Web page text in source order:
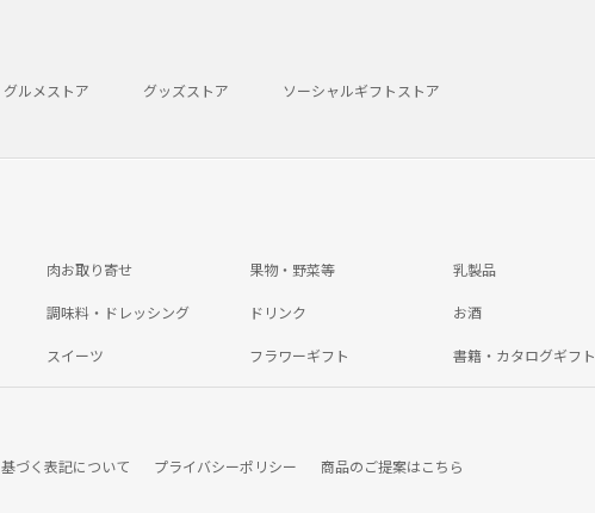
ルメストア グッズストア ソーシャルギフトストア
肉お取り寄せ 果物・野菜等 乳製品
調味料・ドレッシング ドリンク お酒
スイーツ フラワーギフト 書籍・カタログギフト
づく表記について プライバシーポリシー 商品のご提案はこちら